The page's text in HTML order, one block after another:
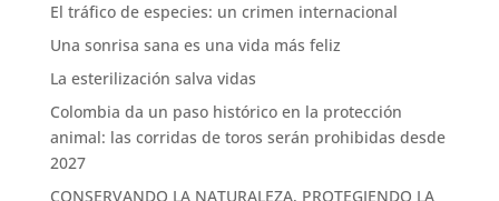
El tráfico de especies: un crimen internacional
Una sonrisa sana es una vida más feliz
La esterilización salva vidas
Colombia da un paso histórico en la protección
animal: las corridas de toros serán prohibidas desde
2027
CONSERVANDO LA NATURALEZA, PROTEGIENDO LA